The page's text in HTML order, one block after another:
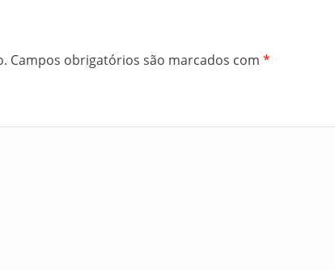
Campos obrigatórios são marcados com *